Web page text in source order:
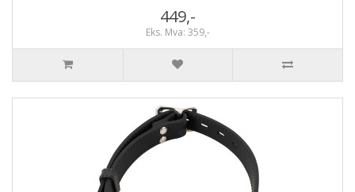
449,-
Eks. Mva: 359,-